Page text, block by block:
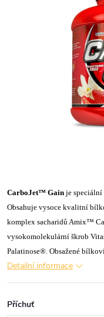
CarboJet™ Gain je
Obsahuje vysoce kvalitní
komplex sacharidů Amix™
vysokomolekulární škrob
Palatinose®. Obsažené
Detailní informace
Příchuť